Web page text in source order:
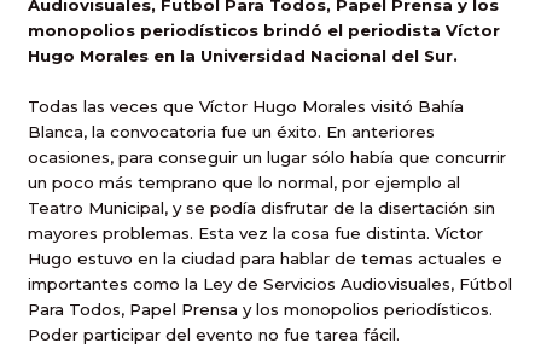
Audiovisuales, Futbol Para Todos, Papel Prensa y los
monopolios periodísticos brindó el periodista Víctor
Hugo Morales en la Universidad Nacional del Sur.
Todas las veces que Víctor Hugo Morales visitó Bahía
Blanca, la convocatoria fue un éxito. En anteriores
ocasiones, para conseguir un lugar sólo había que concurrir
un poco más temprano que lo normal, por ejemplo al
Teatro Municipal, y se podía disfrutar de la disertación sin
mayores problemas. Esta vez la cosa fue distinta. Víctor
Hugo estuvo en la ciudad para hablar de temas actuales e
importantes como la Ley de Servicios Audiovisuales, Fútbol
Para Todos, Papel Prensa y los monopolios periodísticos.
Poder participar del evento no fue tarea fácil.